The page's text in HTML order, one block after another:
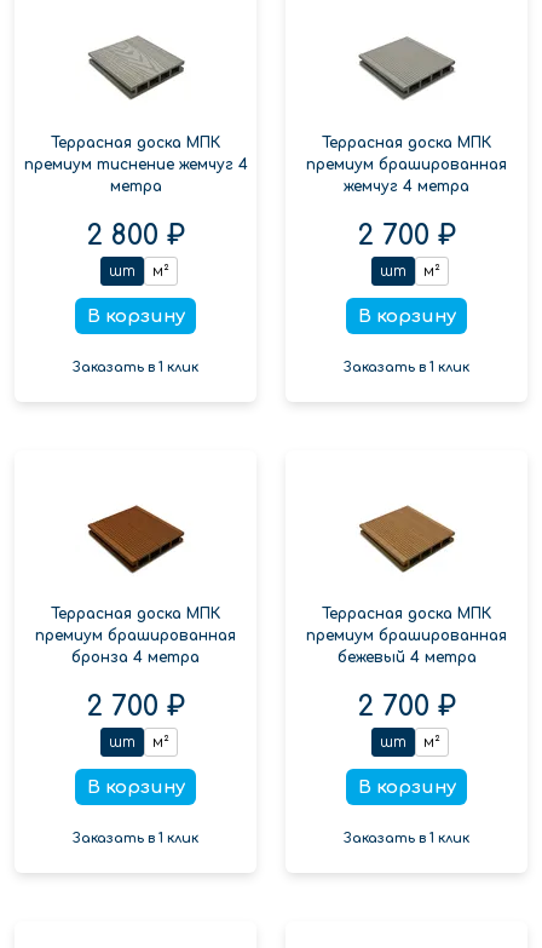
Террасная доска МПК
премиум тиснение жемчуг 4
метра
2 800 ₽
шт м²
В корзину
Заказать в 1 клик
Террасная доска МПК
премиум брашированная
жемчуг 4 метра
2 700 ₽
шт м²
В корзину
Заказать в 1 клик
Террасная доска МПК
премиум брашированная
бронза 4 метра
2 700 ₽
шт м²
В корзину
Заказать в 1 клик
Террасная доска МПК
премиум брашированная
бежевый 4 метра
2 700 ₽
шт м²
В корзину
Заказать в 1 клик